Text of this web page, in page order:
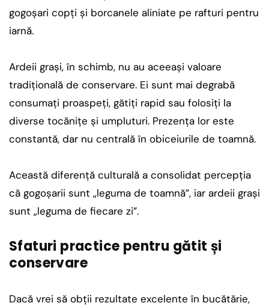
gogoșari copți și borcanele aliniate pe rafturi pentru
iarnă.
Ardeii grași, în schimb, nu au aceeași valoare
tradițională de conservare. Ei sunt mai degrabă
consumați proaspeți, gătiți rapid sau folosiți la
diverse tocănițe și umpluturi. Prezența lor este
constantă, dar nu centrală în obiceiurile de toamnă.
Această diferență culturală a consolidat percepția
că gogoșarii sunt „leguma de toamnă”, iar ardeii grași
sunt „leguma de fiecare zi”.
Sfaturi practice pentru gătit și
conservare
Dacă vrei să obții rezultate excelente în bucătărie,